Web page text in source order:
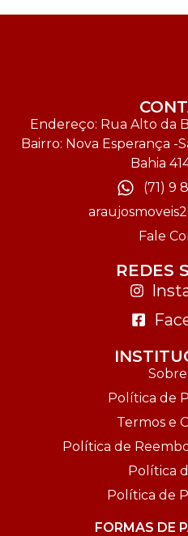
Endereço: Rua Alto da
Bairro: Nova Esperança -
Bahia
(71) 9
Fale
REDES
Política de
Termos e
Política de
Política
Política de
FORMAS DE